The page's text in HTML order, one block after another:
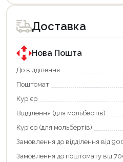
Доставка
Нова Пошта
До відділення
Поштомат
Кур'єр
Відділення (для мольбертів)
Кур'єр (для мольбертів)
Замовлення до відділення від
Замовлення до поштомату від